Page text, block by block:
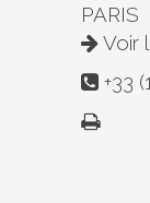
PARIS
Voir
+33